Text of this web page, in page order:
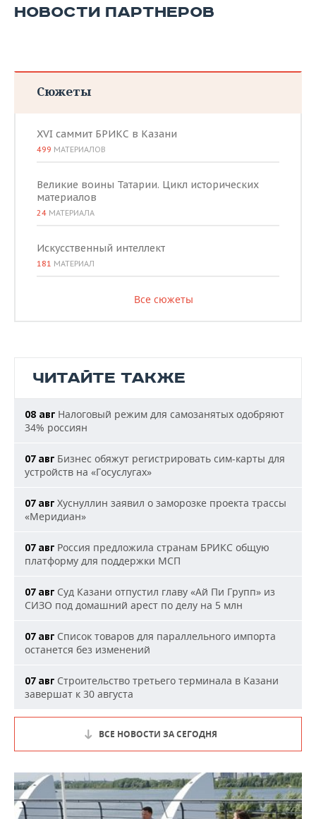
НОВОСТИ ПАРТНЕРОВ
Сюжеты
XVI саммит БРИКС в Казани
499 МАТЕРИАЛОВ
Великие воины Татарии. Цикл исторических
материалов
24 МАТЕРИАЛА
Искусственный интеллект
181 МАТЕРИАЛ
Все сюжеты
ЧИТАЙТЕ ТАКЖЕ
08 авг Налоговый режим для самозанятых одобряют
34% россиян
07 авг Бизнес обяжут регистрировать сим-карты для
устройств на «Госуслугах»
07 авг Хуснуллин заявил о заморозке проекта трассы
«Меридиан»
07 авг Россия предложила странам БРИКС общую
платформу для поддержки МСП
07 авг Суд Казани отпустил главу «Ай Пи Групп» из
СИЗО под домашний арест по делу на 5 млн
07 авг Список товаров для параллельного импорта
останется без изменений
07 авг Строительство третьего терминала в Казани
завершат к 30 августа
ВСЕ НОВОСТИ ЗА СЕГОДНЯ